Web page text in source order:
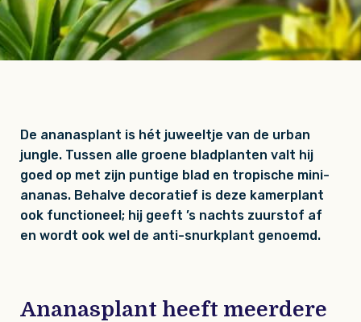
De ananasplant is hét juweeltje van de urban
jungle. Tussen alle groene bladplanten valt hij
goed op met zijn puntige blad en tropische mini-
ananas. Behalve decoratief is deze kamerplant
ook functioneel; hij geeft ’s nachts zuurstof af
en wordt ook wel de anti-snurkplant genoemd.
Ananasplant heeft meerdere